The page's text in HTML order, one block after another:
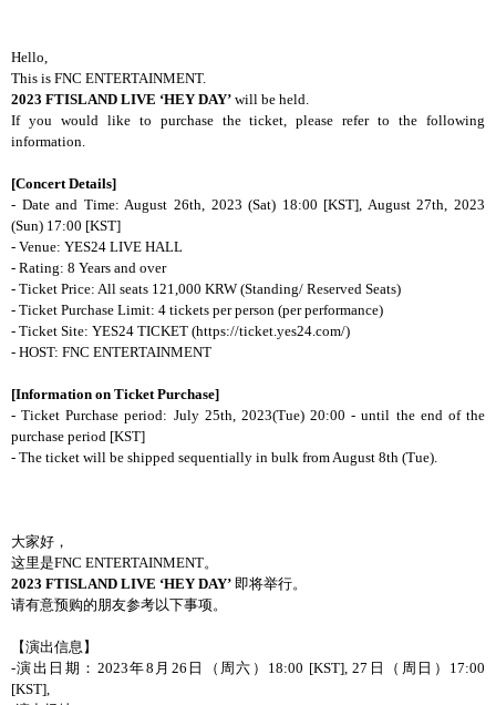
Hello,
This is FNC ENTERTAINMENT.
2023 FTISLAND LIVE ‘HEY DAY’ will be held.
If you would like to purchase the ticket, please refer to the following
information.
[Concert Details]
- Date and Time: August 26th, 2023 (Sat) 18:00 [KST], August 27th, 2023
(Sun) 17:00 [KST]
- Venue: YES24 LIVE HALL
- Rating: 8 Years and over
- Ticket Price: All seats 121,000 KRW (Standing/ Reserved Seats)
- Ticket Purchase Limit: 4 tickets per person (per performance)
- Ticket Site: YES24 TICKET (https://ticket.yes24.com/)
- HOST: FNC ENTERTAINMENT
[Information on Ticket Purchase]
- Ticket Purchase period: July 25th, 2023(Tue) 20:00 - until the end of the
purchase period [KST]
- The ticket will be shipped sequentially in bulk from August 8th (Tue).
大家好，
这里是FNC ENTERTAINMENT。
2023 FTISLAND LIVE ‘HEY DAY’ 即将举行。
请有意预购的朋友参考以下事项。
【演出信息】
-演出日期：2023年8月26日（周六）18:00 [KST], 27日（周日）17:00
[KST],